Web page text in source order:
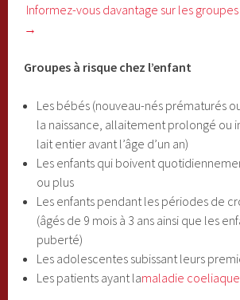
Informez-vous davantage sur les
→
Groupes à risque chez l’enfant
Les bébés (nouveau-nés prématurés
la naissance, allaitement prolongé ou
lait entier avant l’âge d’un an)
Les enfants qui boivent
ou plus
Les enfants pendant les périodes de
(âgés de 9 mois à 3 ans ainsi que les
puberté)
Les adolescentes subissant leurs
Les patients ayant lamaladie coeliaque